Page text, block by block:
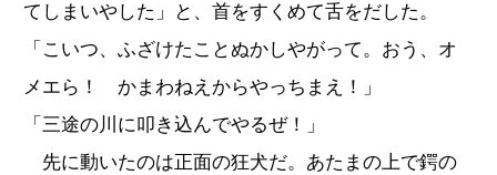
てしまいやした」と、首をすくめて舌をだした。
「こいつ、ふざけたことぬかしやがって。おう、オ
メエら！ かまわねえからやっちまえ！」
「三途の川に叩き込んでやるぜ！」
先に動いたのは正面の狂犬だ。あたまの上で鍔の